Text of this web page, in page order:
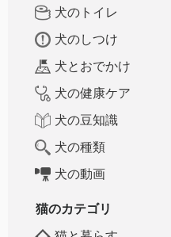
犬のトイレ
犬のしつけ
犬とおでかけ
犬の健康ケア
犬の豆知識
犬の種類
犬の動画
猫のカテゴリ